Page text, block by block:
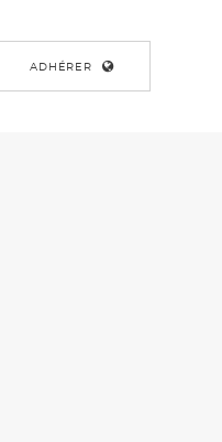
ADHÉRER